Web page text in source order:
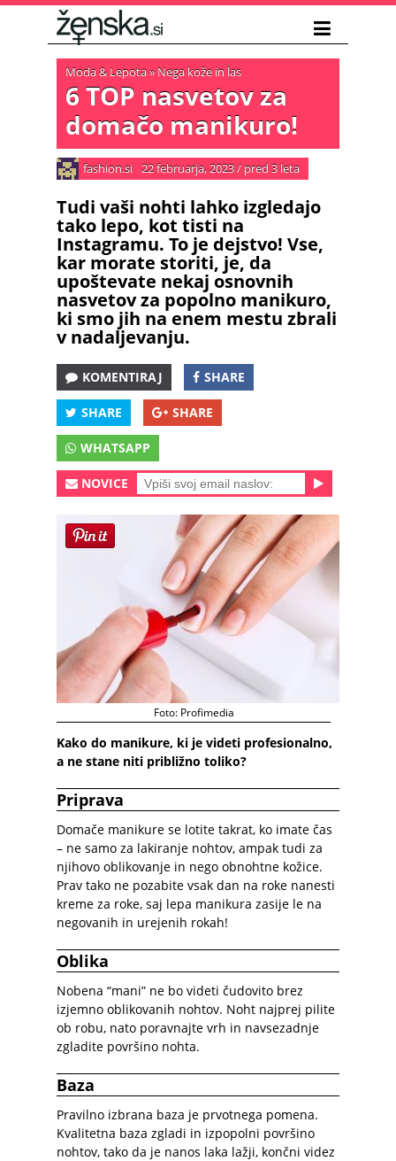
Moda & Lepota» Nega kože in las
6 TOP nasvetov za
domačo manikuro!
fashion.si 22 februarja, 2023/ pred 3 leta
Tudi vaši nohti lahko izgledajo
tako lepo, kot tisti na
Instagramu. To je dejstvo! Vse,
kar morate storiti, je, da
upoštevate nekaj osnovnih
nasvetov za popolno manikuro,
ki smo jih na enem mestu zbrali
v nadaljevanju.
KOMENTIRAJ SHARE
SHARE SHARE
WHATSAPP
NOVICE
Foto: Profimedia
Kako do manikure, ki je videti profesionalno,
a ne stane niti približno toliko?
Priprava
Domače manikure se lotite takrat, ko imate čas
– ne samo za lakiranje nohtov, ampak tudi za
njihovo oblikovanje in nego obnohtne kožice.
Prav tako ne pozabite vsak dan na roke nanesti
kreme za roke, saj lepa manikura zasije le na
negovanih in urejenih rokah!
Oblika
Nobena “mani” ne bo videti čudovito brez
izjemno oblikovanih nohtov. Noht najprej pilite
ob robu, nato poravnajte vrh in navsezadnje
zgladite površino nohta.
Baza
Pravilno izbrana baza je prvotnega pomena.
Kvalitetna baza zgladi in izpopolni površino
nohtov, tako da je nanos laka lažji, končni videz